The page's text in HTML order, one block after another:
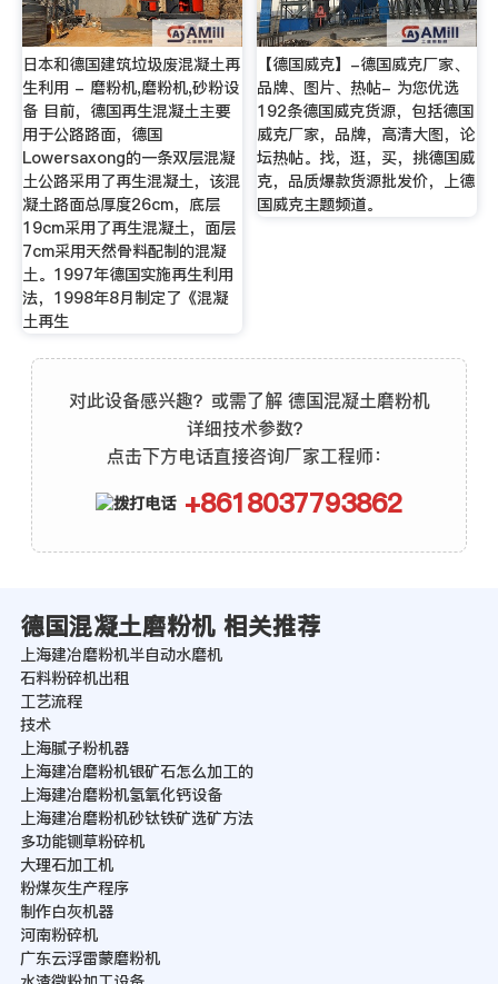
日本和德国建筑垃圾废混凝土再
生利用 - 磨粉机,磨粉机,砂粉设
备 目前，德国再生混凝土主要
用于公路路面，德国
Lowersaxong的一条双层混凝
土公路采用了再生混凝土，该混
凝土路面总厚度26cm，底层
19cm采用了再生混凝土，面层
7cm采用天然骨料配制的混凝
土。1997年德国实施再生利用
法，1998年8月制定了《混凝
土再生
【德国威克】-德国威克厂家、
品牌、图片、热帖- 为您优选
192条德国威克货源，包括德国
威克厂家，品牌，高清大图，论
坛热帖。找，逛，买，挑德国威
克，品质爆款货源批发价，上德
国威克主题频道。
对此设备感兴趣？或需了解 德国混凝土磨粉机
详细技术参数？
点击下方电话直接咨询厂家工程师：
+8618037793862
德国混凝土磨粉机 相关推荐
上海建冶磨粉机半自动水磨机
石料粉碎机出租
工艺流程
技术
上海腻子粉机器
上海建冶磨粉机银矿石怎么加工的
上海建冶磨粉机氢氧化钙设备
上海建冶磨粉机砂钛铁矿选矿方法
多功能铡草粉碎机
大理石加工机
粉煤灰生产程序
制作白灰机器
河南粉碎机
广东云浮雷蒙磨粉机